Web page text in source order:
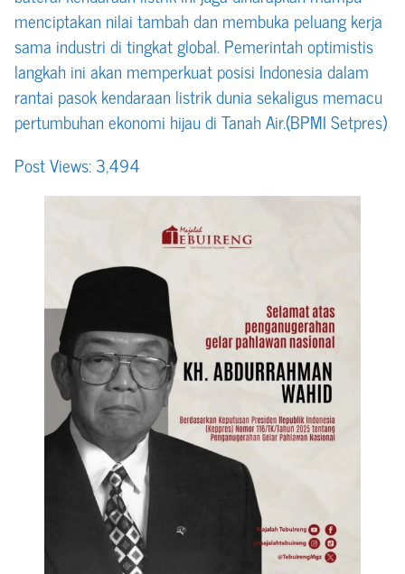
menciptakan nilai tambah dan membuka peluang kerja
sama industri di tingkat global. Pemerintah optimistis
langkah ini akan memperkuat posisi Indonesia dalam
rantai pasok kendaraan listrik dunia sekaligus memacu
pertumbuhan ekonomi hijau di Tanah Air.(BPMI Setpres)
Post Views:3,494